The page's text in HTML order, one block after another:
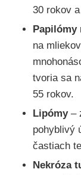
30 rokov
Papilómy
na
tvoria sa
55 rokov.
Lipómy–
pohyblivý
častiach
Nekróza